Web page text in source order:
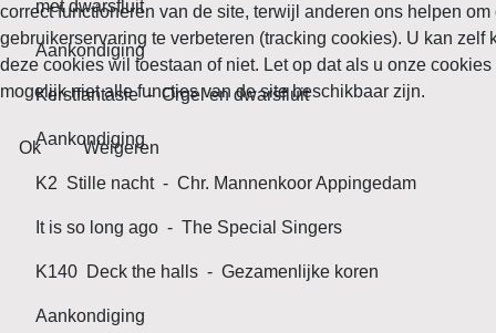
met dwarsfluit
Aankondiging
Kerstfantasie - Orgel en dwarsfluit
Aankondiging
K2 Stille nacht - Chr. Mannenkoor Appingedam
It is so long ago - The Special Singers
K140 Deck the halls - Gezamenlijke koren
Aankondiging
correct functioneren van de site, terwijl anderen ons helpen om
gebruikerservaring te verbeteren (tracking cookies). U kan zelf
deze cookies wil toestaan of niet. Let op dat als u onze
mogelijk niet alle functies van de site beschikbaar zijn.
Ok Weigeren